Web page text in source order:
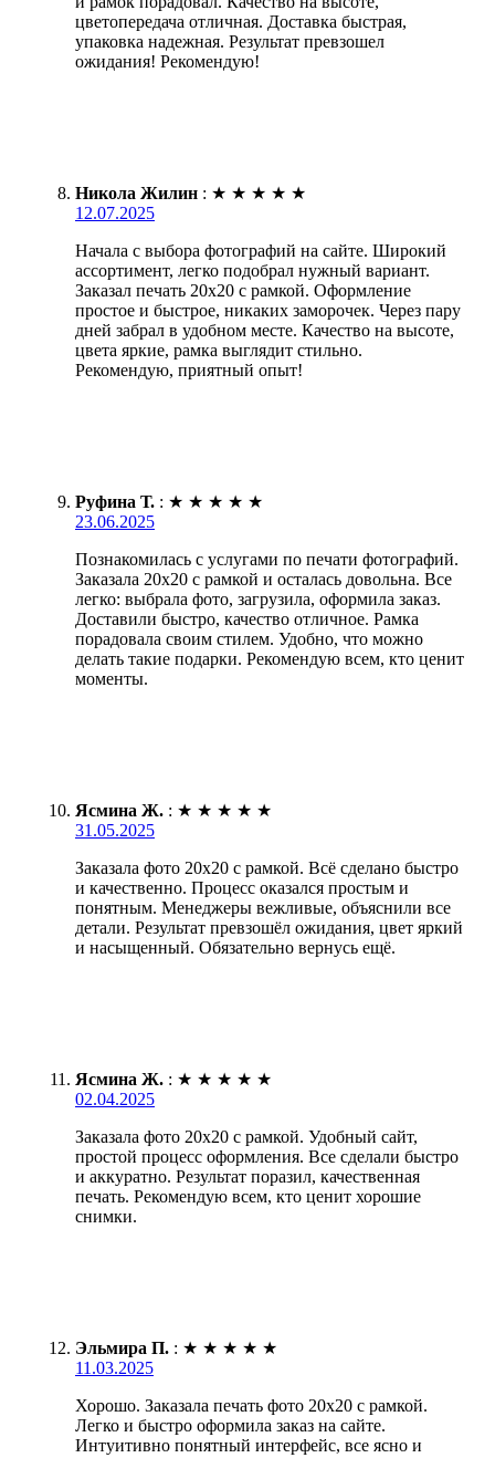
цветопередача отличная. Доставка быстрая,
упаковка надежная. Результат превзошел
ожидания! Рекомендую!
Никола Жилин : ★ ★ ★ ★ ★
12.07.2025
Начала с выбора фотографий на сайте. Широкий
ассортимент, легко подобрал нужный вариант.
Заказал печать 20х20 с рамкой. Оформление
простое и быстрое, никаких заморочек. Через пару
дней забрал в удобном месте. Качество на высоте,
цвета яркие, рамка выглядит стильно.
Рекомендую, приятный опыт!
Руфина Т. : ★ ★ ★ ★ ★
23.06.2025
Познакомилась с услугами по печати фотографий.
Заказала 20х20 с рамкой и осталась довольна. Все
легко: выбрала фото, загрузила, оформила заказ.
Доставили быстро, качество отличное. Рамка
порадовала своим стилем. Удобно, что можно
делать такие подарки. Рекомендую всем, кто ценит
моменты.
Ясмина Ж. : ★ ★ ★ ★ ★
31.05.2025
Заказала фото 20х20 с рамкой. Всё сделано быстро
и качественно. Процесс оказался простым и
понятным. Менеджеры вежливые, объяснили все
детали. Результат превзошёл ожидания, цвет яркий
и насыщенный. Обязательно вернусь ещё.
Ясмина Ж. : ★ ★ ★ ★ ★
02.04.2025
Заказала фото 20х20 с рамкой. Удобный сайт,
простой процесс оформления. Все сделали быстро
и аккуратно. Результат поразил, качественная
печать. Рекомендую всем, кто ценит хорошие
снимки.
Эльмира П. : ★ ★ ★ ★ ★
11.03.2025
Хорошо. Заказала печать фото 20х20 с рамкой.
Легко и быстро оформила заказ на сайте.
Интуитивно понятный интерфейс, все ясно и